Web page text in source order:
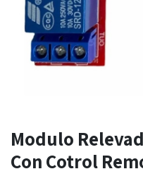
Modulo
Con Cotrol